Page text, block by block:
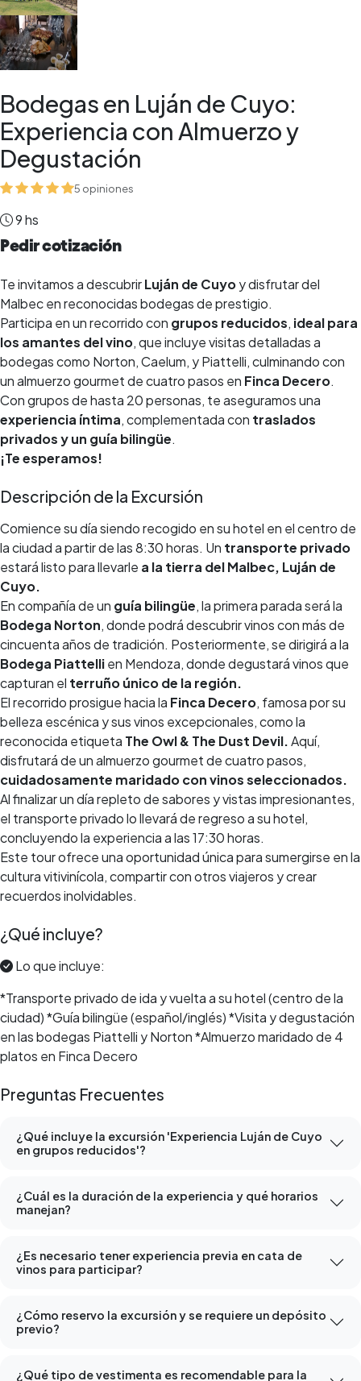
Bodegas en Luján de Cuyo:
Experiencia con Almuerzo y
Degustación
5 opiniones
9 hs
Pedir cotización
Te invitamos a descubrirLuján de Cuyoy disfrutar del
Malbec en reconocidas bodegas de prestigio.
Participa en un recorrido con grupos reducidos, ideal para
los amantes del vino, que incluye visitas detalladas a
bodegas como Norton, Caelum, y Piattelli, culminando con
un almuerzo gourmet de cuatro pasos en Finca Decero.
Con grupos de hasta 20 personas, te aseguramos una
experiencia íntima, complementada con traslados
privados y un guía bilingüe.
¡Te esperamos!
Descripción de la Excursión
Comience su día siendo recogido en su hotel en el centro de
la ciudad a partir de las 8:30 horas. Un transporte privado
estará listo para llevarle a la tierra del Malbec, Luján de
Cuyo.
En compañía de un guía bilingüe, la primera parada será la
Bodega Norton, donde podrá descubrir vinos con más de
cincuenta años de tradición. Posteriormente, se dirigirá a la
Bodega Piattellien Mendoza, donde degustará vinos que
capturan el terruño único de la región.
El recorrido prosigue hacia la Finca Decero, famosa por su
belleza escénica y sus vinos excepcionales, como la
reconocida etiqueta The Owl & The Dust Devil.Aquí,
disfrutará de un almuerzo gourmet de cuatro pasos,
cuidadosamente maridado con vinos seleccionados.
Al finalizar un día repleto de sabores y vistas impresionantes,
el transporte privado lo llevará de regreso a su hotel,
concluyendo la experiencia a las 17:30 horas.
Este tour ofrece una oportunidad única para sumergirse en la
cultura vitivinícola, compartir con otros viajeros y crear
recuerdos inolvidables.
¿Qué incluye?
Lo que incluye:
*Transporte privado de ida y vuelta a su hotel (centro de la
ciudad) *Guía bilingüe (español/inglés) *Visita y degustación
en las bodegas Piattelli y Norton *Almuerzo maridado de 4
platos en Finca Decero
Preguntas Frecuentes
¿Qué incluye la excursión 'Experiencia Luján de Cuyo
en grupos reducidos'?
¿Cuál es la duración de la experiencia y qué horarios
manejan?
¿Es necesario tener experiencia previa en cata de
vinos para participar?
¿Cómo reservo la excursión y se requiere un depósito
previo?
¿Qué tipo de vestimenta es recomendable para la